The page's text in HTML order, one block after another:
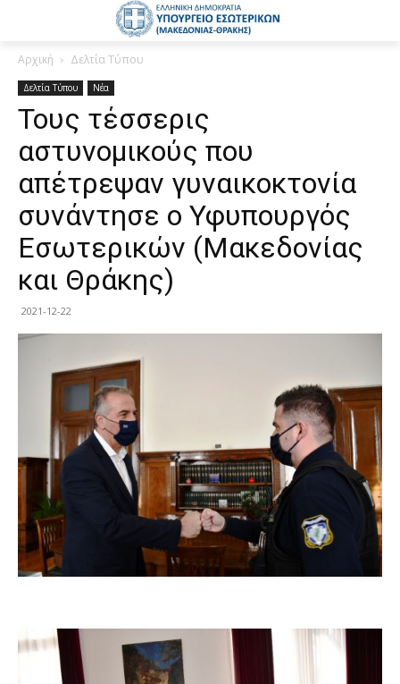
Αρχική Δελτία Τύπου
Δελτία Τύπου Νέα
Τους τέσσερις
αστυνομικούς που
απέτρεψαν γυναικοκτονία
συνάντησε ο Υφυπουργός
Εσωτερικών (Μακεδονίας
και Θράκης)
2021-12-22